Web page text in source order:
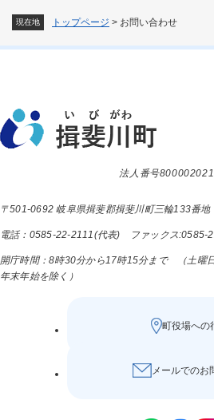
現在地 トップページ > お問い合わせ
法人番号
〒501-0692 岐阜県揖斐郡揖斐川町三輪133番地
電話：0585-22-2111(代表) ファックス:0585-
開庁時間：8時30分から17時15分まで （土曜
年末年始を除く）
町役場への
メールでのお